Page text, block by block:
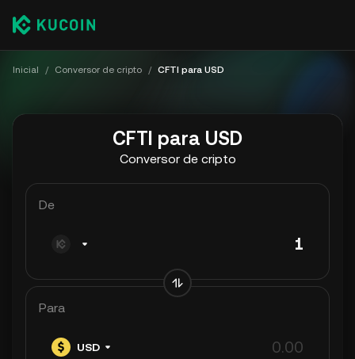
Inicial / Conversor de cripto / CFTI para USD
CFTI para USD
Conversor de cripto
De
Para
USD